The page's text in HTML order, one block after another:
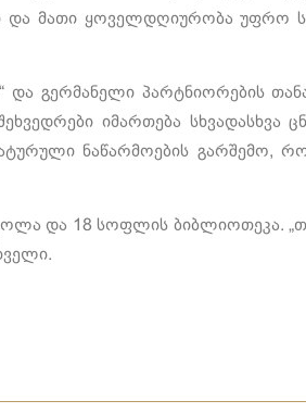
და მათი ყოველდღიურობა უფრო
და გერმანელი პარტნიორების
იმართება სხვადასხვა
ნაწარმოების გარშემო,
და 18 სოფლის ბიბლიოთეკა.